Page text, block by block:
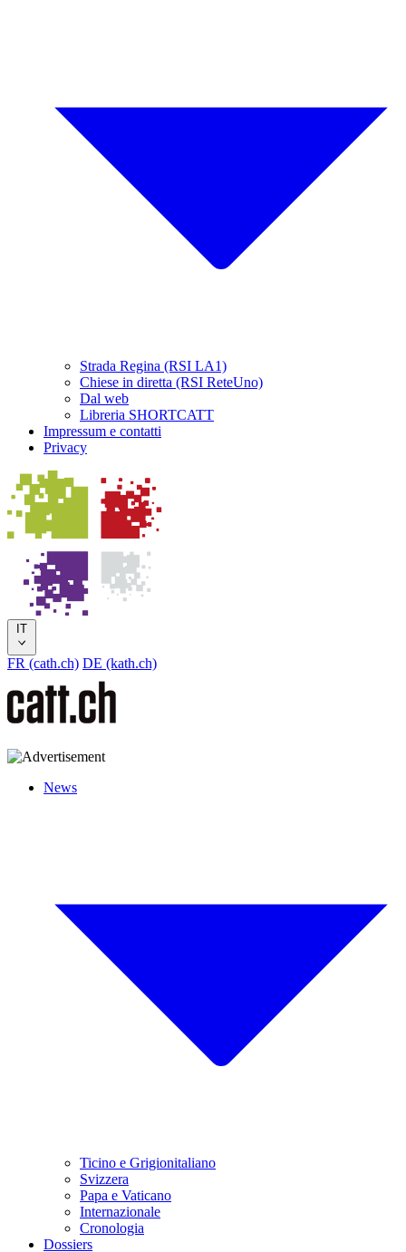
Strada Regina (RSI LA1)
Chiese in diretta (RSI ReteUno)
Dal web
Libreria SHORTCATT
Impressum e contatti
Privacy
IT
FR (cath.ch) DE (kath.ch)
News
Ticino e Grigionitaliano
Svizzera
Papa e Vaticano
Internazionale
Cronologia
Dossiers